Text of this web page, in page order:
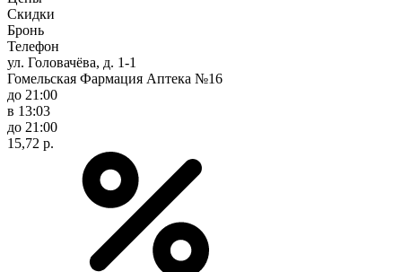
Скидки
Бронь
Телефон
ул. Головачёва, д. 1-1
Гомельская Фармация Аптека №16
до 21:00
в 13:03
до 21:00
15,72 р.